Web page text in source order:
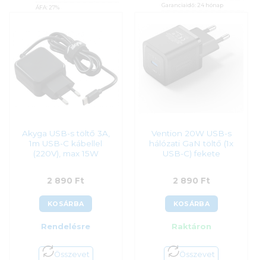
ÁFA: 27%
2 590 Ft
Garanciaidő: 24 hónap
Azonosító:
46848
2 690
Akyga USB-s töltő 3A,
1m USB-C kábellel
(220V), max 15W
2 890 Ft
KOSÁRBA
Rendelésre
Összevet
Vention 20W USB-s
hálózati GaN töltő (1x
USB-C) fekete
2 890 Ft
KOSÁRBA
Raktáron
Összevet